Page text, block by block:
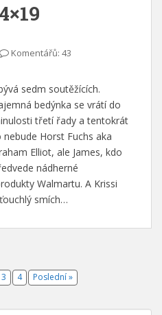
Komentářů: 43
sedm soutěžících.
bedýnka se vrátí do
třetí řady a tentokrát
nebude Horst Fuchs aka
Elliot, ale James, kdo
nádherné
Walmartu. A Krissi
smích…
3 4 Poslední »